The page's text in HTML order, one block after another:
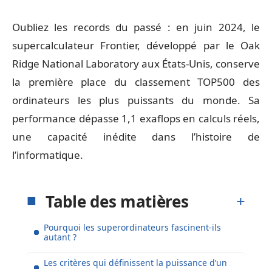
Oubliez les records du passé : en juin 2024, le
supercalculateur Frontier, développé par le Oak
Ridge National Laboratory aux États-Unis, conserve
la première place du classement TOP500 des
ordinateurs les plus puissants du monde. Sa
performance dépasse 1,1 exaflops en calculs réels,
une capacité inédite dans l’histoire de
l’informatique.
Table des matières
Pourquoi les superordinateurs fascinent-ils
autant ?
Les critères qui définissent la puissance d’un